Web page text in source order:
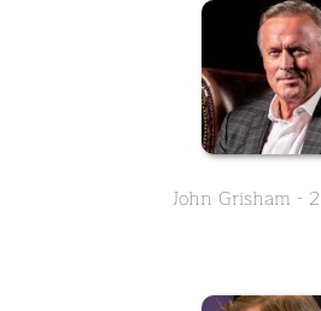
John Grisham -